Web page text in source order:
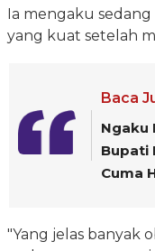
Ia mengaku
yang kuat setelah
Baca
Ngaku
Bupati
Cuma
"Yang jelas banyak